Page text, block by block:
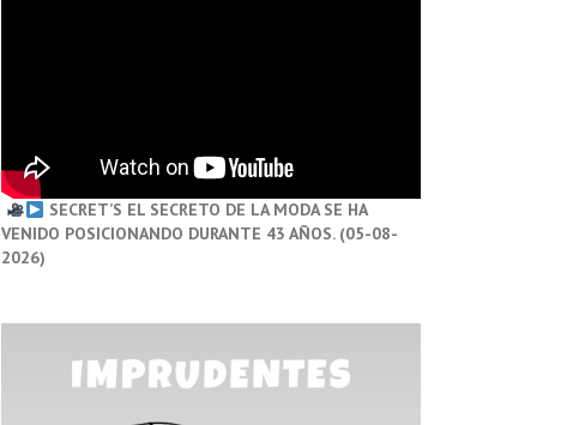
SECRET’S EL SECRETO DE LA MODA SE HA
VENIDO POSICIONANDO DURANTE 43 AÑOS. (05-08-
2026)